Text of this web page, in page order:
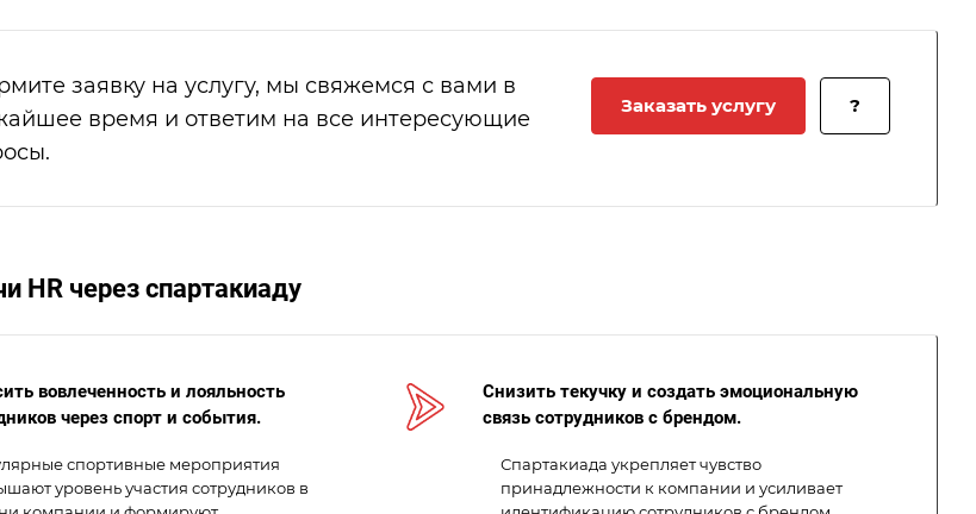
заявку на услугу, мы свяжемся с вами в
время и ответим на все интересующие
Заказать услугу ?
HR через спартакиаду
вовлеченность и лояльность
через спорт и события.
спортивные мероприятия
уровень участия сотрудников в
Снизить текучку и создать эмоциональную
связь сотрудников с брендом.
Спартакиада укрепляет чувство
принадлежности к компании и усиливает